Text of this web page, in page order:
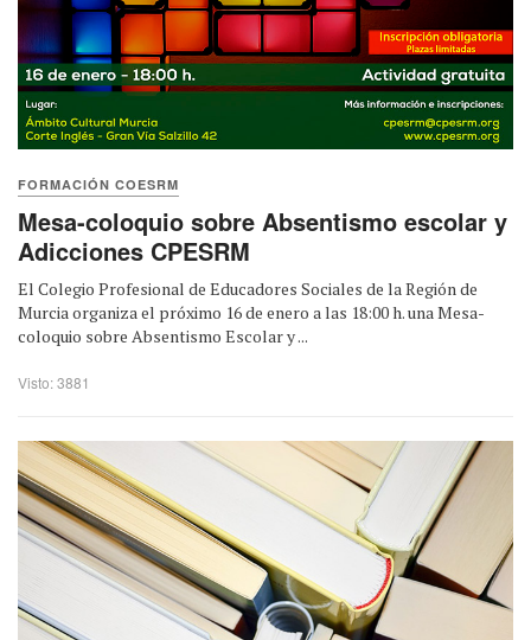
FORMACIÓN COESRM
Mesa-coloquio sobre Absentismo escolar y
Adicciones CPESRM
El Colegio Profesional de Educadores Sociales de la Región de
Murcia organiza el próximo 16 de enero a las 18:00 h. una Mesa-
coloquio sobre Absentismo Escolar y ...
Visto: 3881